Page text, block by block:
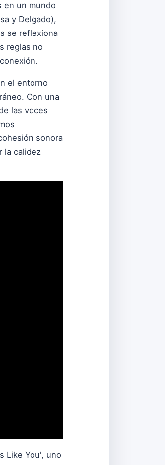
en un mundo
y Delgado),
se reflexiona
reglas no
el entorno
Con una
las voces
sonora
la calidez
Like You', uno